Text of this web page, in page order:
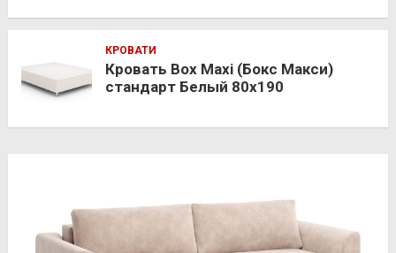
КРОВАТИ
Кровать Box Maxi (Бокс Макси)
стандарт Белый 80х190